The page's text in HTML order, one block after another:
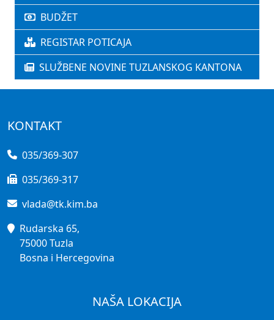
BUDŽET
REGISTAR POTICAJA
SLUŽBENE NOVINE TUZLANSKOG KANTONA
KONTAKT
035/369-307
035/369-317
vlada@tk.kim.ba
Rudarska 65,
75000 Tuzla
Bosna i Hercegovina
NAŠA LOKACIJA